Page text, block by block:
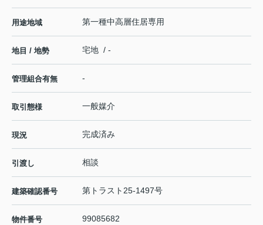
用途地域 第一種中高層住居専用
地目 / 地勢 宅地 / -
管理組合有無 -
取引態様 一般媒介
現況 完成済み
引渡し 相談
建築確認番号 第トラスト25-1497号
物件番号 99085682